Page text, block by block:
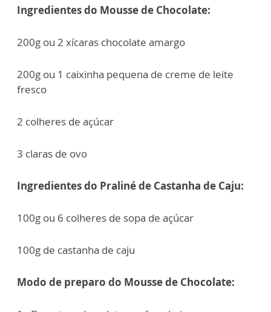
Ingredientes do Mousse de Chocolate:
200g ou 2 xícaras chocolate amargo
200g ou 1 caixinha pequena de creme de leite
fresco
2 colheres de açúcar
3 claras de ovo
Ingredientes do Praliné de Castanha de Caju:
100g ou 6 colheres de sopa de açúcar
100g de castanha de caju
Modo de preparo do Mousse de Chocolate: